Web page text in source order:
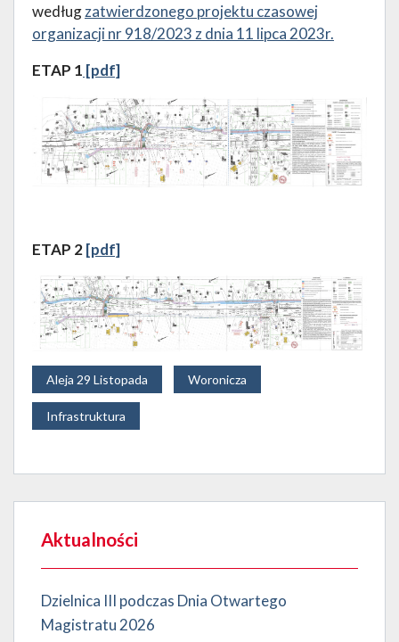
wedługzatwierdzonego projektu czasowej
organizacji nr 918/2023 z dnia 11 lipca 2023r.
ETAP 1 [pdf]
ETAP 2[pdf]
Aleja 29 Listopada Woronicza
Infrastruktura
Aktualności
Dzielnica III podczas Dnia Otwartego
Magistratu 2026